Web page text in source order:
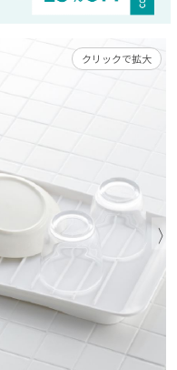
クリックで拡大